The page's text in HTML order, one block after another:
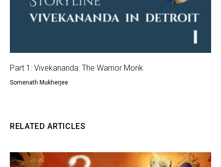
Part 1: Vivekananda: The Warrior Monk
Somenath Mukherjee
RELATED ARTICLES